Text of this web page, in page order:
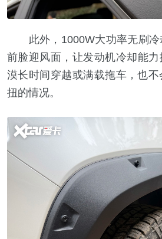
此外，1000W大功率无刷冷
前脸迎风面，让发动机冷却能
漠长时间穿越或满载拖车，也
扭的情况。